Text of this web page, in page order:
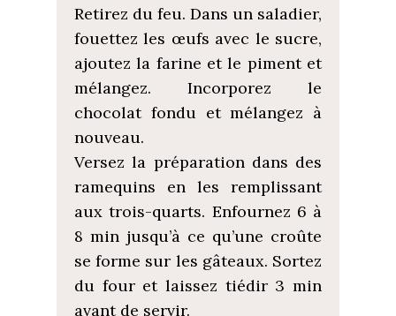
Retirez du feu. Dans un saladier,
fouettez les œufs avec le sucre,
ajoutez la farine et le piment et
mélangez. Incorporez le
chocolat fondu et mélangez à
nouveau.
Versez la préparation dans des
ramequins en les remplissant
aux trois-quarts. Enfournez 6 à
8 min jusqu’à ce qu’une croûte
se forme sur les gâteaux. Sortez
du four et laissez tiédir 3 min
avant de servir.